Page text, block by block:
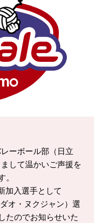
ーボール部（日立
して温かいご声援を
。
加入選手として
オ・ヌクジャン）選
たのでお知らせいた